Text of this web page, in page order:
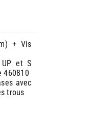
+ Vis
et S
460810
avec
trous